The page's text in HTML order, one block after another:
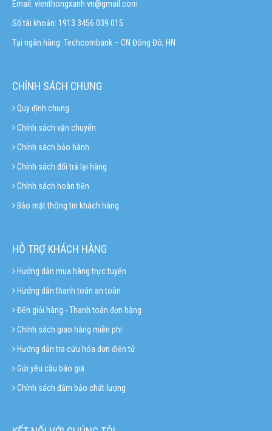
Email: vienthongxanh.vn@gmail.com
Số tài khoản: 1913 3456 039 015
Tại ngân hàng: Techcombank – CN Đông Đô, HN
CHÍNH SÁCH CHUNG
Quy định chung
Chính sách vận chuyển
Chính sách bảo hành
Chính sách đổi trả lại hàng
Chính sách hoàn tiền
Bảo mật thông tin khách hàng
HỖ TRỢ KHÁCH HÀNG
Hướng dẫn mua hàng trực tuyến
Hướng dẫn thanh toán an toàn
Đến giỏi hàng - Thanh toán đơn hàng
Chính sách giao hàng miễn phí
Hướng dẫn tra cứu hóa đơn điện tử
Gửi yêu cầu báo giá
Chính sách đảm bảo chất lượng